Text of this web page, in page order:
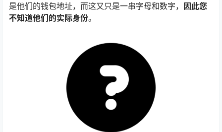
是他们的钱包地址，而这又只是一串字母和数字，
因此您
不知道他们的实际身份。